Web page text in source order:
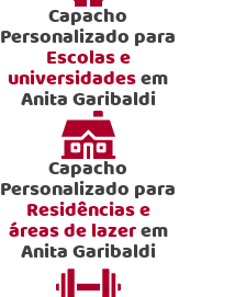
Capacho
Personalizado para
Escolas e
universidadesem
Anita Garibaldi
Capacho
Personalizado para
Residências e
áreas de lazerem
Anita Garibaldi